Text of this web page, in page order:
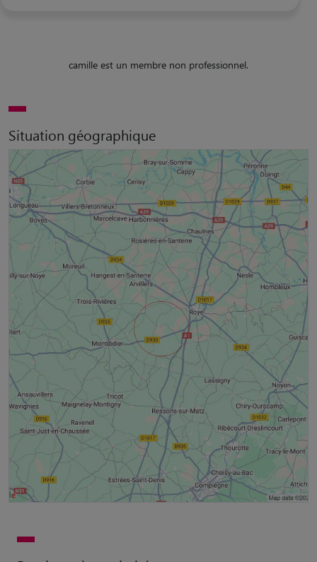
camille est un membre non professionnel.
Situation géographique